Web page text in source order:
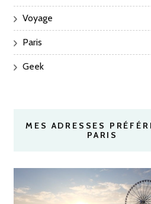
Voyage
Paris
Geek
MES ADRESSES
PARIS